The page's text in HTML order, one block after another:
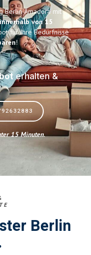
Berlin Amadora mit
innerhalb von 15
für Ihre Bedürfnisse
!
erhalten &
15 Minuten.
Berlin